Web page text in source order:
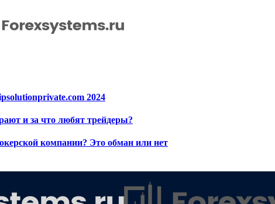
2024
и за что любят трейдеры?
компании? Это обман или нет